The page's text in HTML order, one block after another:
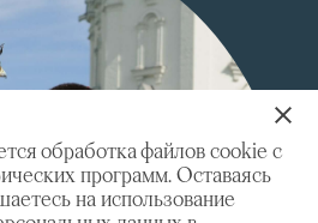
обработка файлов cookie с
программ. Оставаясь
на использование